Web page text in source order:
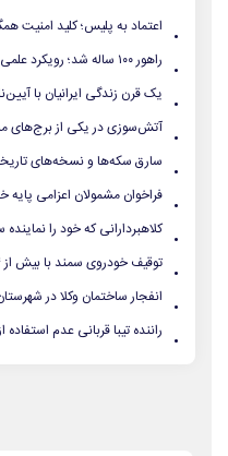
. اعتماد به پلیس؛ کلید امنیت
. راهور ۱۰۰ ساله شد؛ رویکرد علمی و هیبریدی نقشه راه آینده پلیس
. یک قرن زندگی ایرانیان با
. آتش‌سوزی در یکی از برج‌های
. سارق سکه‌ها و نسخه‌های
. فراخوان مشمولان اعزامی پایه
. کلاهبردارانی که خود را
. توقیف خودروی سمند با بیش از ۱۴ میلیون تومان خلافی
. انفجار ساختمان وکلا در
. راننده تیبا قربانی عدم